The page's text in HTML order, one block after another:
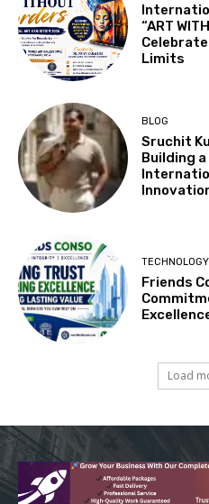
“ART
Limits
BLOG
Sruchit
Building
TECHNOLOGY
Friends
Load